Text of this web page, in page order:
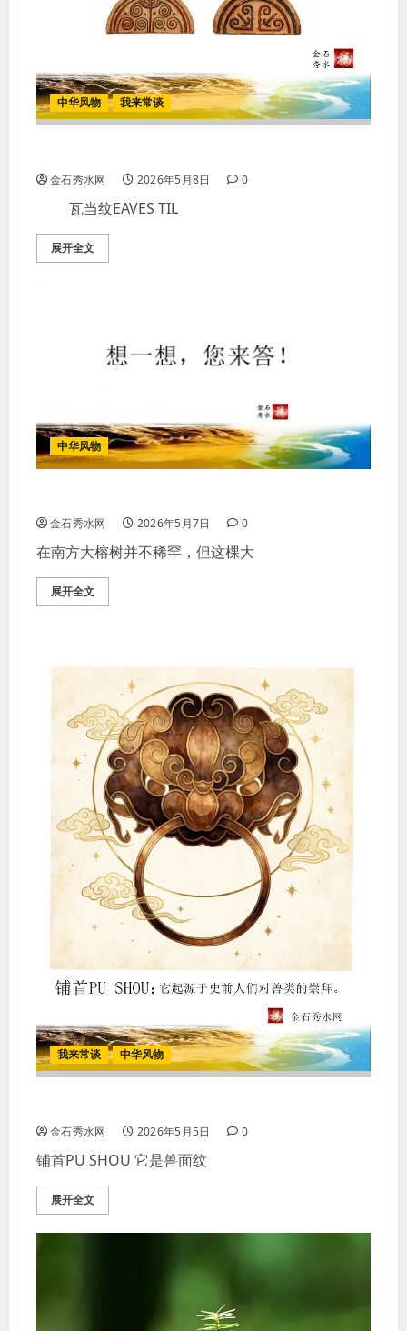
中华风物 我来常谈
金石秀水网 2026年5月8日 0
瓦当纹EAVES TIL
展开全文
中华风物
金石秀水网 2026年5月7日 0
在南方大榕树并不稀罕，但这棵大
展开全文
我来常谈 中华风物
金石秀水网 2026年5月5日 0
铺首PU SHOU 它是兽面纹
展开全文